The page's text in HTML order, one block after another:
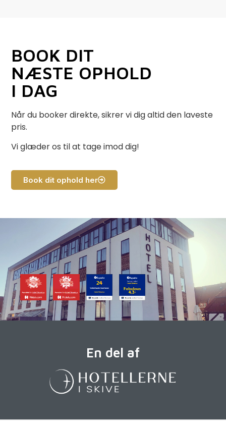
BOOK DIT
NÆSTE OPHOLD
I DAG
Når du booker direkte, sikrer vi dig altid den laveste
pris.
Vi glæder os til at tage imod dig!
Book dit ophold her
En del af